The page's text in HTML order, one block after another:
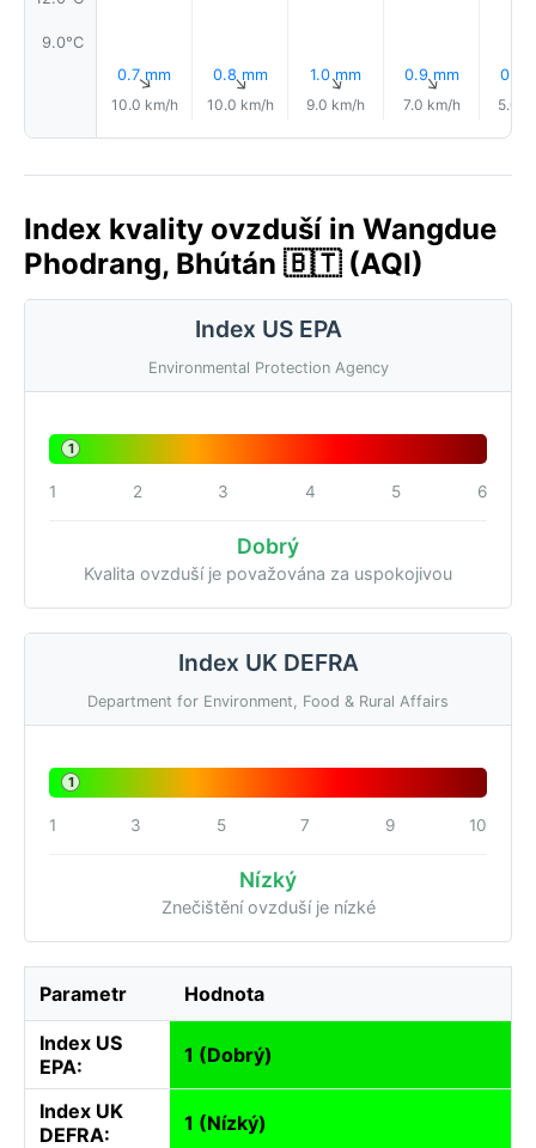
9.0°C
0.7 mm
↑
10.0 km/h
0.8 mm
↑
10.0 km/h
1.0 mm
↑
9.0 km/h
0.9 mm
↑
7.0 km/h
0.5
5.0
Index kvality ovzduší in Wangdue
Phodrang, Bhútán 🇧🇹 (AQI)
Index US EPA
Environmental Protection Agency
1
1 2 3 4 5 6
Dobrý
Kvalita ovzduší je považována za uspokojivou
Index UK DEFRA
Department for Environment, Food & Rural Affairs
1
1 3 5 7 9 10
Nízký
Znečištění ovzduší je nízké
Parametr Hodnota
Index US
EPA:
1 (Dobrý)
Index UK
DEFRA:
1 (Nízký)